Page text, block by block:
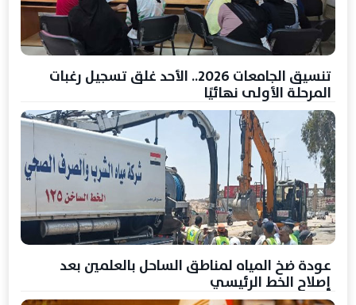
تنسيق الجامعات 2026.. الأحد غلق تسجيل رغبات
المرحلة الأولى نهائيًا
عودة ضخ المياه لمناطق الساحل بالعلمين بعد
إصلاح الخط الرئيسي